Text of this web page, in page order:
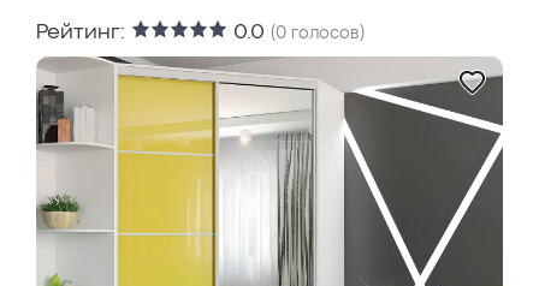
Рейтинг: 0.0 (0 голосов)